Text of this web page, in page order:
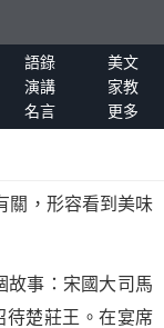
語錄
美文
演講
家教
名言 更多
關，形容看到美味
故事：宋國大司馬
待楚莊王。在宴席